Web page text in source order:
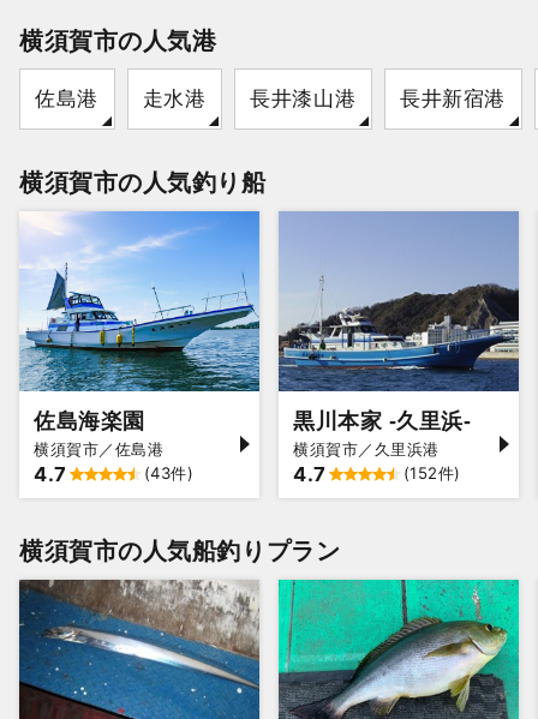
横須賀市の人気港
佐島港 走水港 長井漆山港 長井新宿港
横須賀市の人気釣り船
佐島海楽園
横須賀市／佐島港
4.7 (43件)
黒川本家 -久里浜-
横須賀市／久里浜港
4.7 (152件)
横須賀市の人気船釣りプラン